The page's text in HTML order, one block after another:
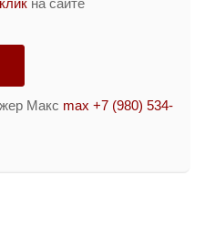
на сайте
Макс max +7 (980) 534-